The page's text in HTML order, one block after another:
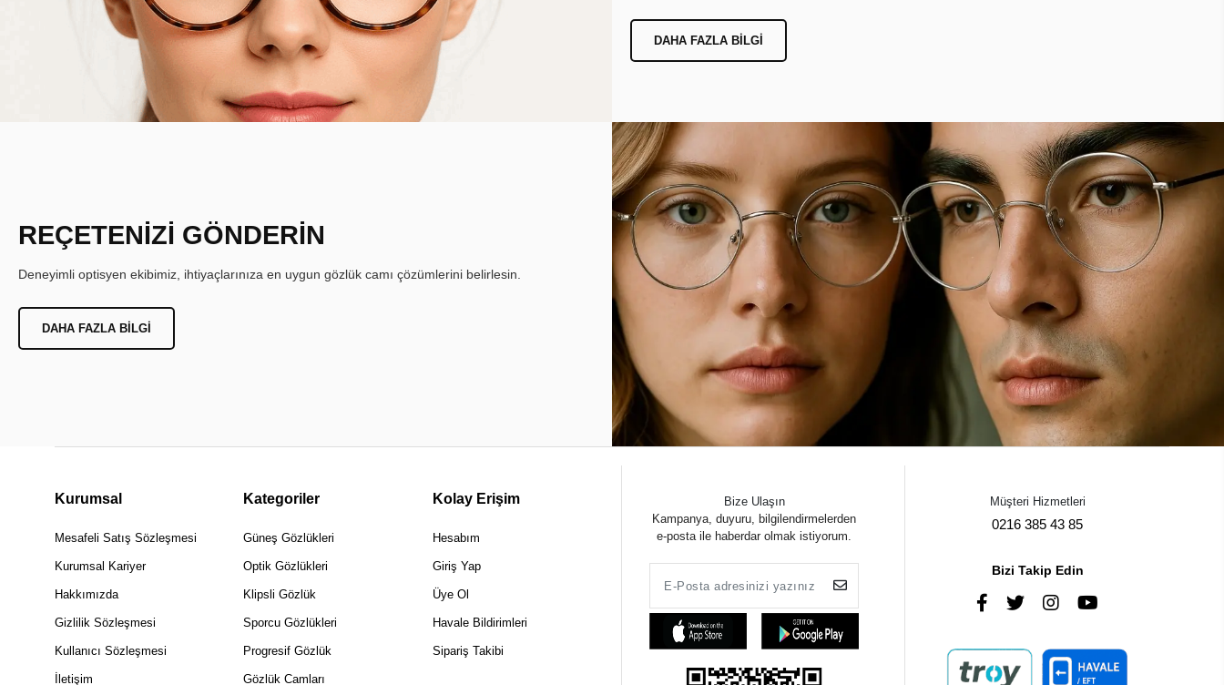
DAHA FAZLA BILGI
REÇETENİZİ GÖNDERİN
Deneyimli optisyen ekibimiz, ihtiyaçlarınıza en uygun gözlük camı çözümlerini belirlesin.
DAHA FAZLA BILGI
Kurumsal
Mesafeli Satış Sözleşmesi
Kurumsal Kariyer
Hakkımızda
Gizlilik Sözleşmesi
Kullanıcı Sözleşmesi
İletişim
Kategoriler
Güneş Gözlükleri
Optik Gözlükleri
Klipsli Gözlük
Sporcu Gözlükleri
Progresif Gözlük
Gözlük Camları
Kolay Erişim
Hesabım
Giriş Yap
Üye Ol
Havale Bildirimleri
Sipariş Takibi
Bize Ulaşın
Kampanya, duyuru, bilgilendirmelerden
e-posta ile haberdar olmak istiyorum.
Müşteri Hizmetleri
0216 385 43 85
Bizi Takip Edin